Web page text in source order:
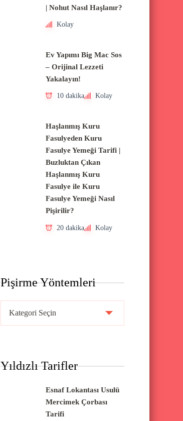
| Nohut Nasıl Haşlanır?
Kolay
Ev Yapımı Big Mac Sos
– Orijinal Lezzeti
Yakalayın!
10 dakika Kolay
Haşlanmış Kuru
Fasulyeden Kuru
Fasulye Yemeği Tarifi |
Buzluktan Çıkan
Haşlanmış Kuru
Fasulye ile Kuru
Fasulye Yemeği Nasıl
Pişirilir?
20 dakika Kolay
Pişirme Yöntemleri
r
Yıldızlı Tarifler
Esnaf Lokantası Usulü
Mercimek Çorbası
Tarifi